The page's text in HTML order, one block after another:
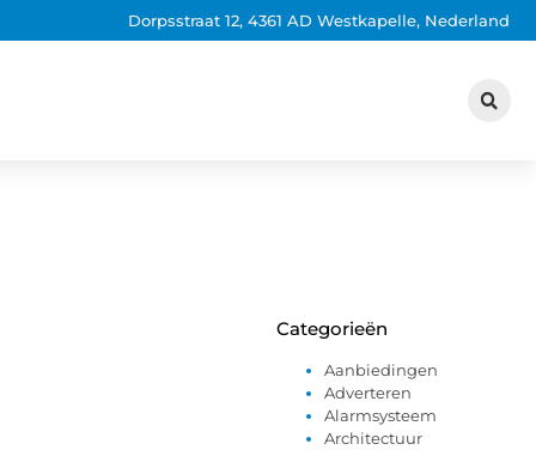
Dorpsstraat 12, 4361 AD Westkapelle, Nederland
Categorieën
Aanbiedingen
Adverteren
Alarmsysteem
Architectuur